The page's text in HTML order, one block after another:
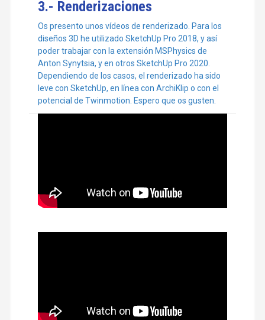
3.- Renderizaciones
Os presento unos vídeos de renderizado. Para los
diseños 3D he utilizado SketchUp Pro 2018, y así
poder trabajar con la extensión MSPhysics de
Anton Synytsia, y en otros SketchUp Pro 2020.
Dependiendo de los casos, el renderizado ha sido
leve con SketchUp, en línea con ArchiKlip o con el
potencial de Twinmotion. Espero que os gusten.